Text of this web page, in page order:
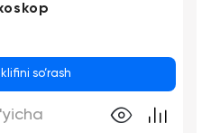
so‘rash